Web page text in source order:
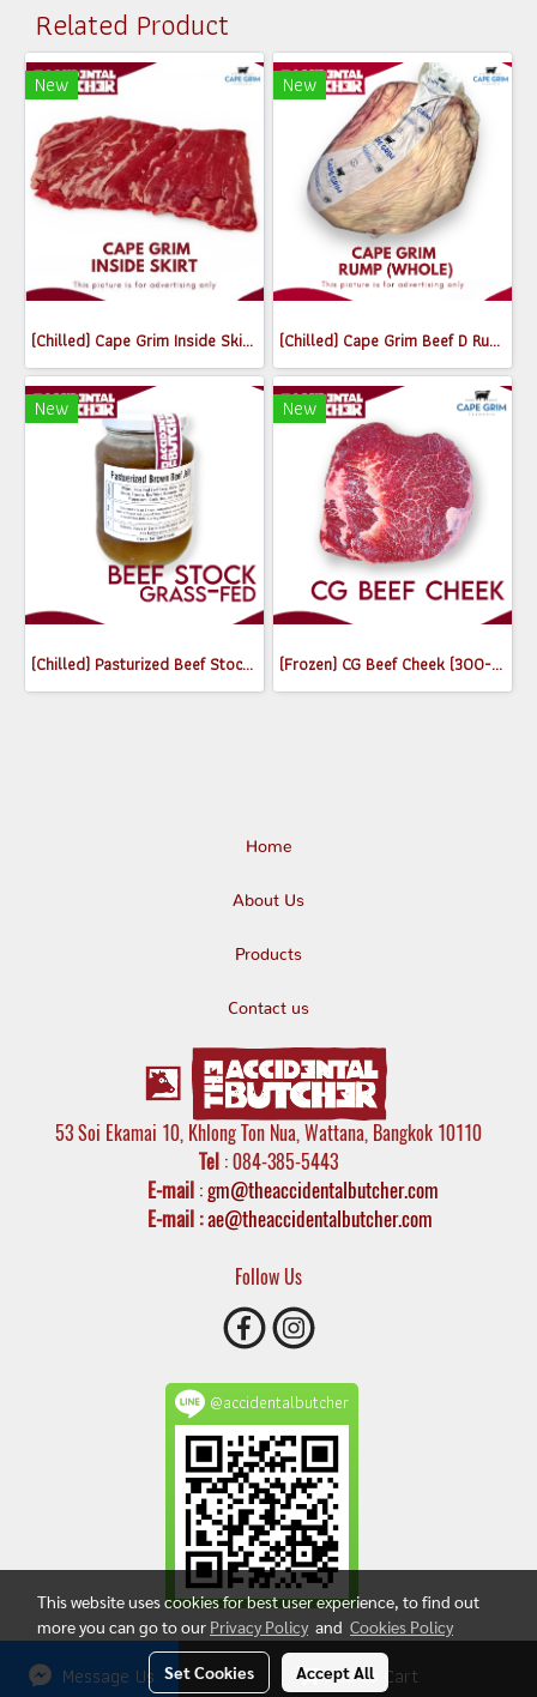
Add to Cart
Message Us
Related Product
New
(Chilled) Cape Grim Inside Skirt Steak (เนื้อพื้นท้องด้านใน) (300-350g)
New
(Chilled) Cape Grim Beef D Rump (Whole) MB2-3
New
(Chilled) Pasturized Beef Stock (300ml) (Jar)
New
(Frozen) CG Beef Cheek (300-350g)
Home
About Us
Products
Contact us
53 Soi Ekamai 10, Khlong Ton Nua, Wattana, Bangkok 10110
Tel : 084-385-5443
E-mail:gm@theaccidentalbutcher.com
E-mail :ae@theaccidentalbutcher.com
Follow Us
@accidentalbutcher
Today's visitor 623
This website uses cookies for best user experience, to find out
more you can go to our Privacy Policy and Cookies Policy
Set Cookies Accept All